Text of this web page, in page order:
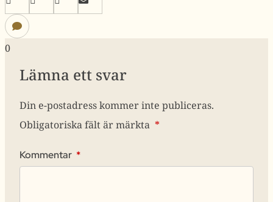
0
Lämna ett svar
Din e-postadress kommer inte publiceras.
Obligatoriska fält är märkta *
Kommentar *